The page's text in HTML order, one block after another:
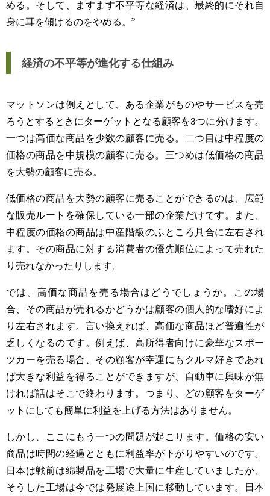
める。そして、ますます不平等な経済は、最終的にそれ自
身に耳を傾けるのをやめる。”
経済の不平等が進化する仕組み
マットソンは例えとして、ある企業がものやサービスを売
ろうとするときにターゲットとなる顧客を3つに分けます。
一つは高価な商品を少数の顧客に売る。二つ目は中程度の
価格の商品を中規模の顧客に売る。三つめは低価格の商品
を大勢の顧客に売る。
低価格の商品を大勢の顧客に売ることができるのは、広範
な販売ルートを確保している一部の企業だけです。また、
中程度の価格の商品は中産階級のふところ具合に左右され
ます。その商品に対する消費者の優先順位によって売れた
り売れなかったりします。
では、高価な商品を売る場合はどうでしょうか。この場
合、その商品が売れるかどうかは顧客の個人的な嗜好によ
り左右されます。言い換えれば、高価な商品ほど普遍性が
乏しくなるのです。例えば、高所得者向けに豪華なスポー
ツカーを売る場合、その顧客が幸運にもクルマ好きであれ
ば大きな利益を得ることができますが、自動車に興味が無
ければ話はそこで終わります。つまり、どの顧客をターゲ
ットにしても簡単に利益を上げる方法はありません。
しかし、ここにもう一つの問題が起こります。価格の安い
商品は時間の経過とともに利益率が下がりやすいのです。
日本は戦前は綿製品を工場で大量に生産していましたが、
そうした工場は今では発展途上国に移動しています。日本